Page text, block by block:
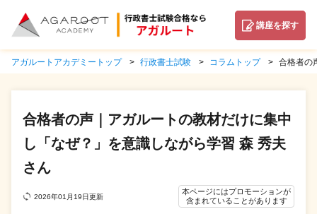
講座を探す
アガルートアカデミートップ 行政書士試験 コラムトップ 合格者の
合格者の声｜アガルートの教材だけに集中
し「なぜ？」を意識しながら学習 森 秀夫
さん
2026年01月19日更新
本ページにはプロモーションが
含まれていることがあります